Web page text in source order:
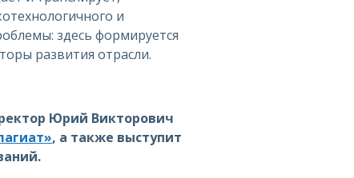
и
здесь формируется
развития отрасли.
Юрий Викторович
, а также выступит